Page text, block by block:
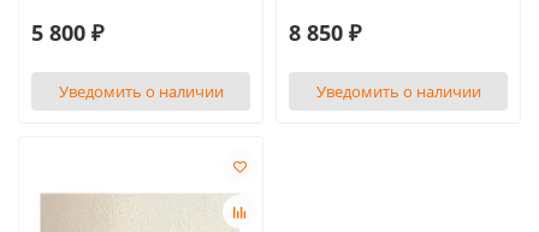
5 800 ₽
Уведомить о наличии
8 850 ₽
Уведомить о наличии